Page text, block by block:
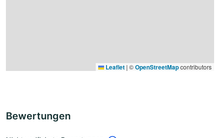
Leaflet | ©OpenStreetMapcontributors
Bewertungen